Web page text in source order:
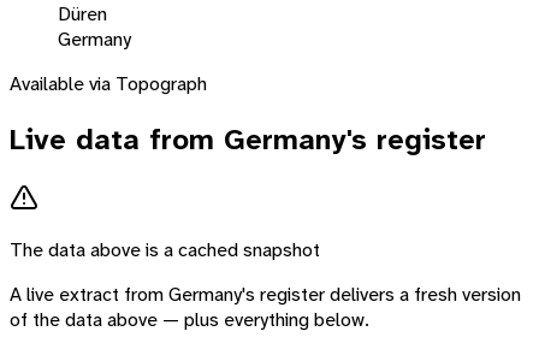
Düren
Germany
Available via Topograph
Live data from Germany's register
The data above is a cached snapshot
A live extract fromGermany's register delivers a fresh version
of the data above — plus everything below.